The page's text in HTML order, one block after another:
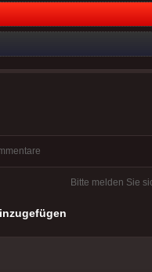
Bitte melden Sie